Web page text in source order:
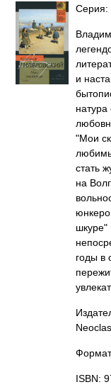
Серия:
и
"Мои
стать
на
шкуре"
годы в
ISBN: